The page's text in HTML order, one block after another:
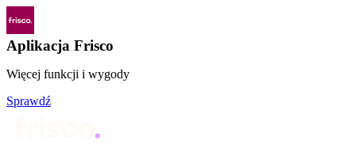
Aplikacja Frisco
Więcej funkcji i wygody
Sprawdź